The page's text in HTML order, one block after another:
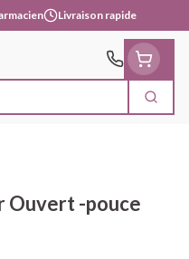
Livraison rapide
Ouvert -pouce